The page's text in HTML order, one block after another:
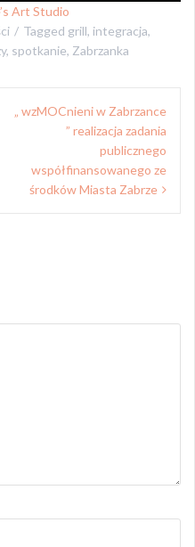
Art Studio
Tagged grill, integracja,
, spotkanie, Zabrzanka
„ wzMOCnieni w Zabrzance
” realizacja zadania
publicznego
współfinansowanego ze
środków Miasta Zabrze